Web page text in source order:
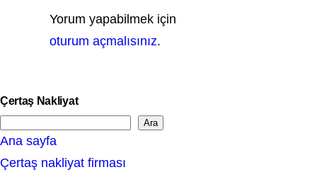
Yorum yapabilmek için
oturum açmalısınız.
Çertaş Nakliyat
e
a
Ara
Ana sayfa
Çertaş nakliyat firması